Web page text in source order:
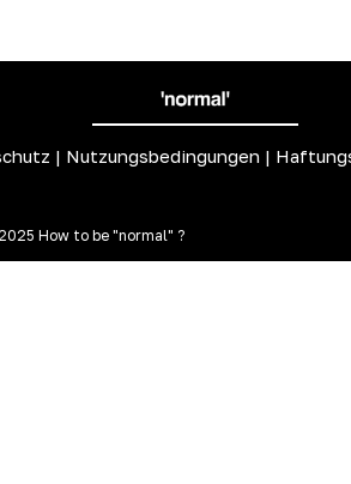
| Nutzungsbedingungen |
How to be "normal" ?